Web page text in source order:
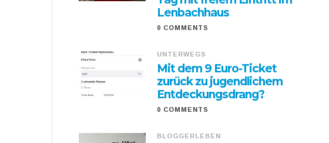
Lenbachhaus
0 COMMENTS
UNTERWEGS
Mit dem 9 Euro-Ticket
zurück zu jugendlichem
Entdeckungsdrang?
0 COMMENTS
BLOGGERLEBEN